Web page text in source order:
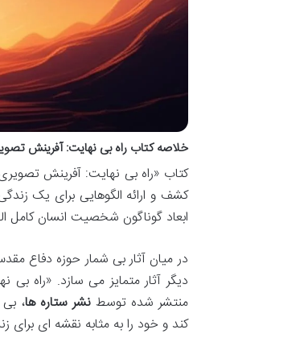
خلاصه کتاب راه بی نهایت: آفرینش
کتاب «راه بی نهایت: آفرینش
کشف و ارائه الگوهایی برای یک
ابعاد گوناگون شخصیت انسان
در میان آثار بی شمار حوزه دفاع
دیگر آثار متمایز می سازد. «راه
منتشر شده توسطنشر ستاره ها،
کند و خود را به مثابه نقشه ای